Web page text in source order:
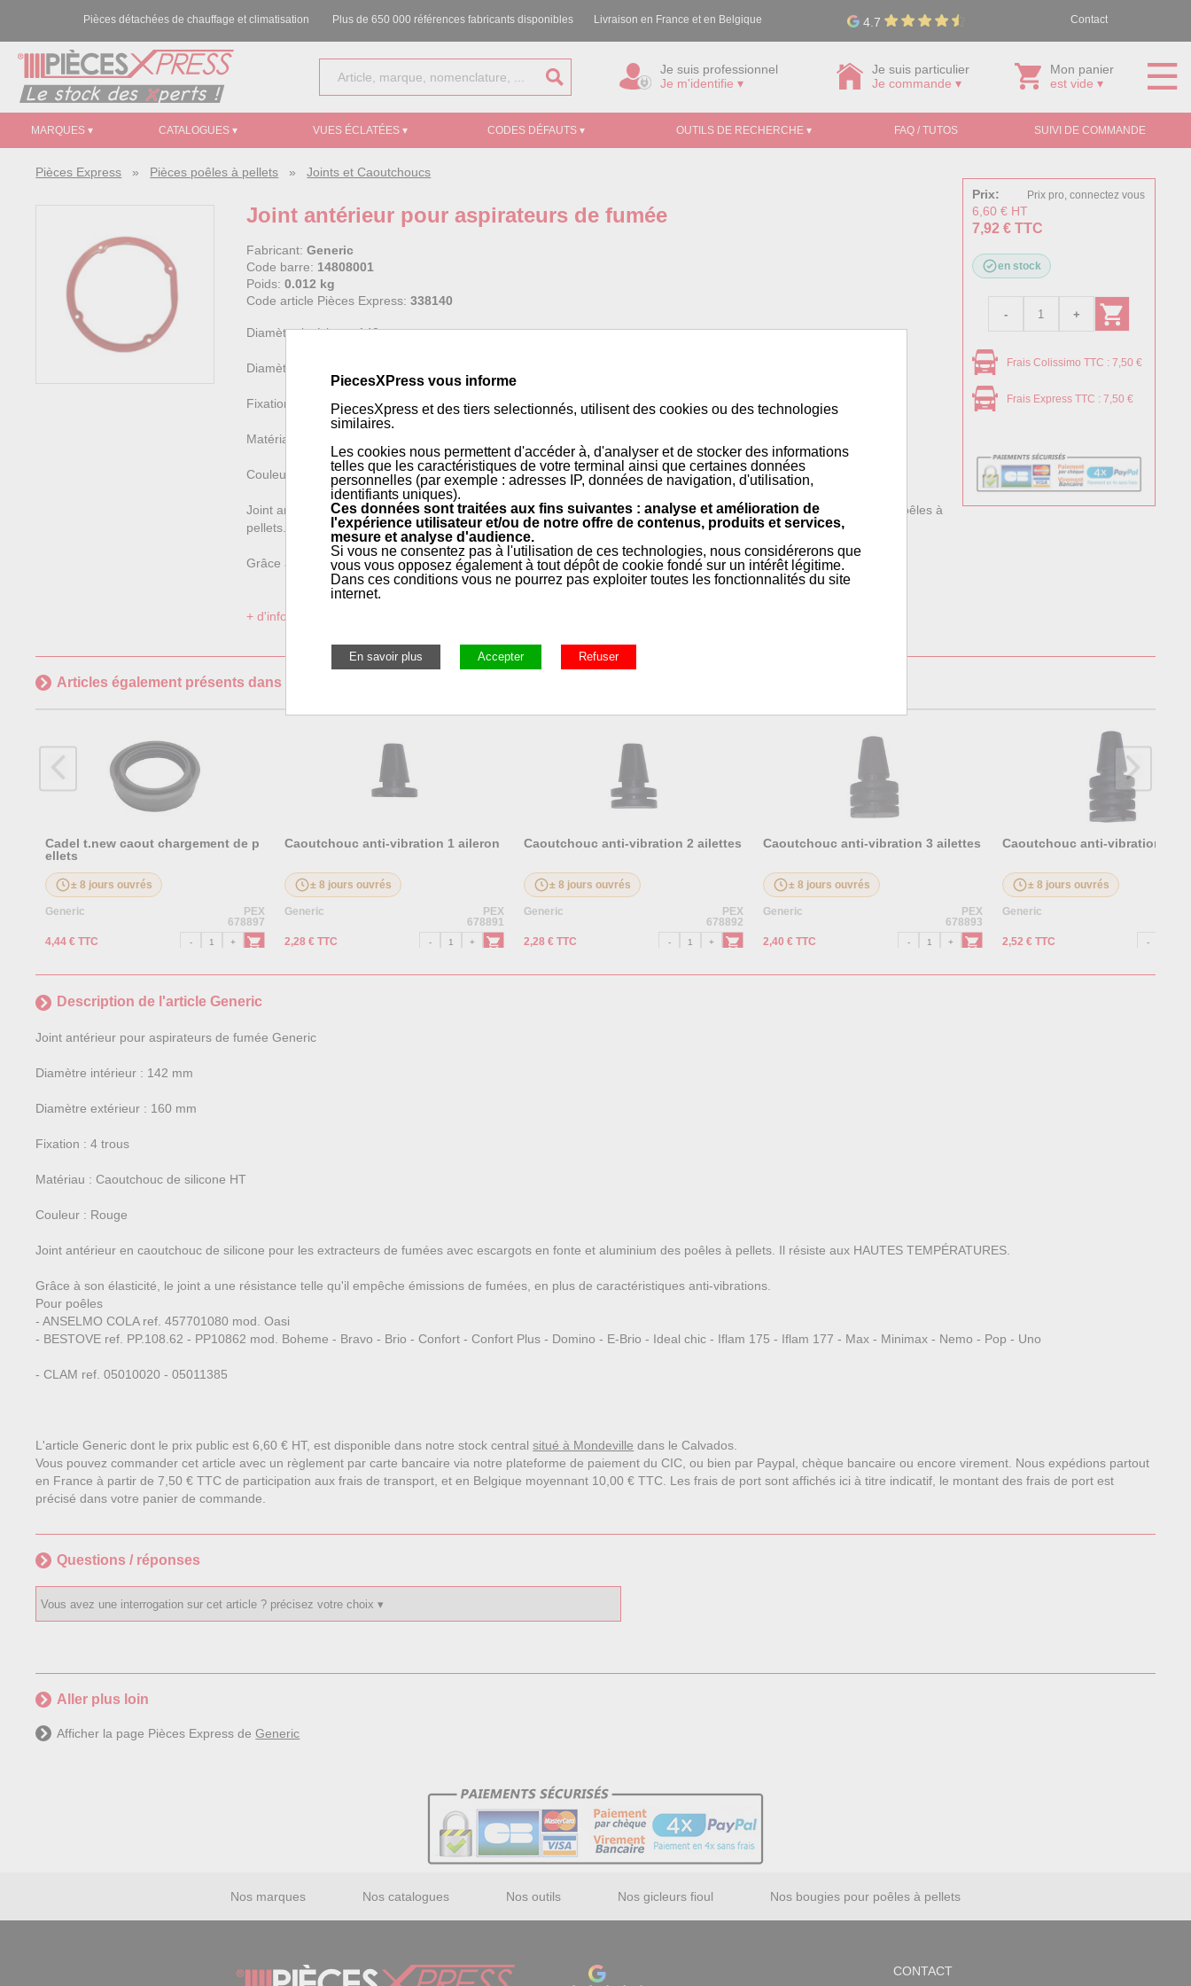
Pièces détachées de chauffage et climatisation Plus de 650 000 références fabricants disponibles Livraison en France et en Belgique 4.7 Contact
Je suis professionnel
Je m'identifie ▾
Je suis particulier
Je commande ▾
Mon panier
est vide ▾
MARQUES ▾ CATALOGUES ▾ VUES ÉCLATÉES ▾ CODES DÉFAUTS ▾ OUTILS DE RECHERCHE ▾ FAQ / TUTOS SUIVI DE COMMANDE
Pièces Express » Pièces poêles à pellets »Joints et Caoutchoucs
Joint antérieur pour aspirateurs de fumée
Fabricant: Generic
Code barre: 14808001
Poids: 0.012 kg
Code article Pièces Express: 338140
Diamètre intérieur : 142 mm
Diamètre extérieur : 160 mm
Fixation : 4 trous
Matériau : Caoutchouc de silicone HT
Couleur : Rouge
Joint antérieur en caoutchouc de silicone pour les extracteurs de fumées avec escargots en fonte et aluminium des poêles à
pellets. Il résiste aux HAUTES TEMPÉRATURES.
Grâce à son...
+ d'informations sur l'article
Prix: Prix pro, connectez vous
6,60 € HT
7,92 € TTC
en stock
Frais Colissimo TTC : 7,50 €
Frais Express TTC : 7,50 €
Articles également présents dans
Cadel t.new caout chargement de p
ellets
± 8 jours ouvrés
Generic
PEX
678897
4,44 € TTC
Caoutchouc anti-vibration 1 aileron
± 8 jours ouvrés
Generic
PEX
678891
2,28 € TTC
Caoutchouc anti-vibration 2 ailettes
± 8 jours ouvrés
Generic
PEX
678892
2,28 € TTC
Caoutchouc anti-vibration 3 ailettes
± 8 jours ouvrés
Generic
PEX
678893
2,40 € TTC
Caoutchouc anti-vibration 4
± 8 jours ouvrés
Generic
2,52 € TTC
Description de l'article Generic
Joint antérieur pour aspirateurs de fumée Generic
Diamètre intérieur : 142 mm
Diamètre extérieur : 160 mm
Fixation : 4 trous
Matériau : Caoutchouc de silicone HT
Couleur : Rouge
Joint antérieur en caoutchouc de silicone pour les extracteurs de fumées avec escargots en fonte et aluminium des poêles à pellets. Il résiste aux HAUTES TEMPÉRATURES.
Grâce à son élasticité, le joint a une résistance telle qu'il empêche émissions de fumées, en plus de caractéristiques anti-vibrations.
Pour poêles
- ANSELMO COLA ref. 457701080 mod. Oasi
- BESTOVE ref. PP.108.62 - PP10862 mod. Boheme - Bravo - Brio - Confort - Confort Plus - Domino - E-Brio - Ideal chic - Iflam 175 - Iflam 177 - Max - Minimax - Nemo - Pop - Uno
- CLAM ref. 05010020 - 05011385
L'article Generic dont le prix public est 6,60 € HT, est disponible dans notre stock centralsitué à Mondeville dans le Calvados.
Vous pouvez commander cet article avec un règlement par carte bancaire via notre plateforme de paiement du CIC, ou bien par Paypal, chèque bancaire ou encore virement. Nous expédions partout
en France à partir de 7,50 € TTC de participation aux frais de transport, et en Belgique moyennant 10,00 € TTC. Les frais de port sont affichés ici à titre indicatif, le montant des frais de port est
précisé dans votre panier de commande.
Questions / réponses
Aller plus loin
Afficher la page Pièces Express deGeneric
Nos marques Nos catalogues Nos outils Nos gicleurs fioul Nos bougies pour poêles à pellets
CONTACT
PiecesXPress vous informe
PiecesXpress et des tiers selectionnés, utilisent des cookies ou des technologies
similaires.
Les cookies nous permettent d'accéder à, d'analyser et de stocker des informations
telles que les caractéristiques de votre terminal ainsi que certaines données
personnelles (par exemple : adresses IP, données de navigation, d'utilisation,
identifiants uniques).
Ces données sont traitées aux fins suivantes : analyse et amélioration de
l'expérience utilisateur et/ou de notre offre de contenus, produits et services,
mesure et analyse d'audience.
Si vous ne consentez pas à l'utilisation de ces technologies, nous considérerons que
vous vous opposez également à tout dépôt de cookie fondé sur un intérêt légitime.
Dans ces conditions vous ne pourrez pas exploiter toutes les fonctionnalités du site
internet.